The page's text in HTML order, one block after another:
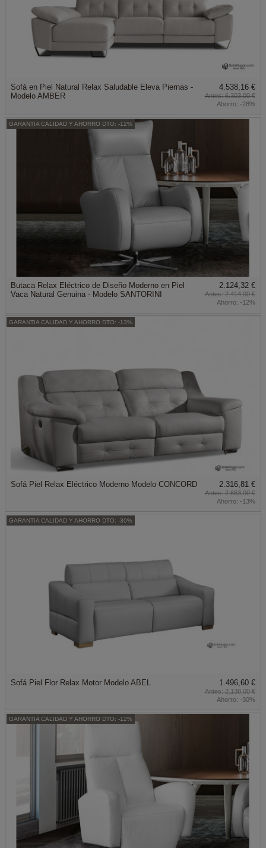
Sofá en Piel Natural Relax Saludable Eleva Piernas -
Modelo AMBER
4.538,16 €
6.303,00 €
Ahorro: -28%
GARANTIA CALIDAD Y AHORRO DTO: -12%
Butaca Relax Eléctrico de Diseño Moderno en Piel
Vaca Natural Genuina - Modelo SANTORINI
2.124,32 €
2.414,00 €
Ahorro: -12%
GARANTIA CALIDAD Y AHORRO DTO: -13%
Sofá Piel Relax Eléctrico Moderno Modelo CONCORD 2.316,81 €
2.663,00 €
Ahorro: -13%
GARANTIA CALIDAD Y AHORRO DTO: -30%
Sofá Piel Flor Relax Motor Modelo ABEL 1.496,60 €
2.138,00 €
Ahorro: -30%
GARANTIA CALIDAD Y AHORRO DTO: -12%